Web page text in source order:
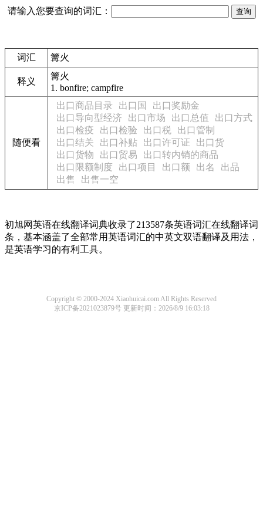
请输入您要查询的词汇：
词汇 篝火
释义
篝火
1. bonfire; campfire
随便看
出口商品目录 出口国
出口奖励金
出口导向型经济
出口市场 出口总值
出口方式
出口检疫
出口检验 出口税
出口管制
出口结关
出口补贴 出口许可证
出口货
出口货物
出口贸易
出口转内销的商品
出口限额制度
出口项目 出口额 出名
出品
出售
出售一空
初旭网英语在线翻译词典收录了213587条英语词汇在线翻译词
条，基本涵盖了全部常用英语词汇的中英文双语翻译及用法，
是英语学习的有利工具。
Copyright © 2000-2024 Xiaohuicai.com All Rights Reserved
京ICP备2021023879号更新时间：2026/8/9 16:03:18